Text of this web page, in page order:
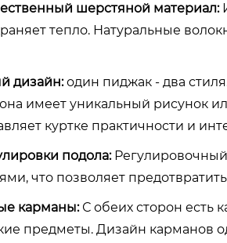
шерстяной материал:
тепло. Натуральные
дизайн:один пиджак - два
имеет уникальный рисунок
куртке практичности и
подола:
что позволяет
карманы:С обеих сторон есть
предметы. Дизайн карманов